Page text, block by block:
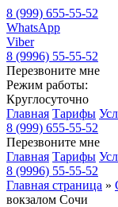
8 (999) 655-55-52
WhatsApp
Viber
8 (9996) 55-55-52
Перезвоните мне
Режим работы:
Круглосуточно
Главная Тарифы
8 (999) 655-55-52
Перезвоните мне
Главная Тарифы
8 (9996) 55-55-52
Главная страница »
вокзалом Сочи